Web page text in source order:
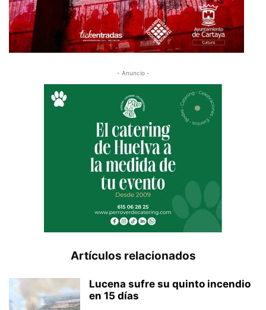
- Anuncio -
Artículos relacionados
Lucena sufre su quinto incendio
en 15 días